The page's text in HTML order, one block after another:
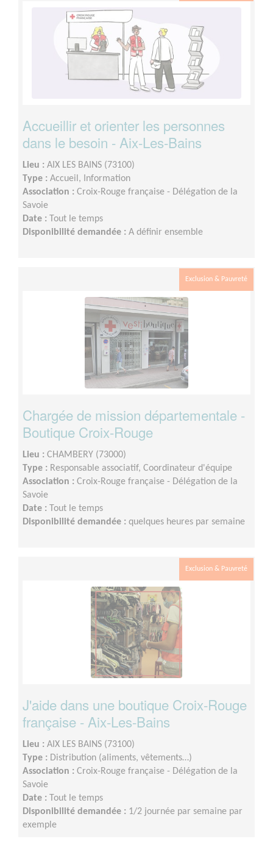
Accueillir et orienter les personnes
dans le besoin - Aix-Les-Bains
Lieu : AIX LES BAINS (73100)
Type : Accueil, Information
Association : Croix-Rouge française - Délégation de la
Savoie
Date : Tout le temps
Disponibilité demandée : A définir ensemble
Exclusion & Pauvreté
Chargée de mission départementale -
Boutique Croix-Rouge
Lieu : CHAMBERY (73000)
Type : Responsable associatif, Coordinateur d'équipe
Association : Croix-Rouge française - Délégation de la
Savoie
Date : Tout le temps
Disponibilité demandée : quelques heures par semaine
Exclusion & Pauvreté
J'aide dans une boutique Croix-Rouge
française - Aix-Les-Bains
Lieu : AIX LES BAINS (73100)
Type : Distribution (aliments, vêtements…)
Association : Croix-Rouge française - Délégation de la
Savoie
Date : Tout le temps
Disponibilité demandée : 1/2 journée par semaine par
exemple